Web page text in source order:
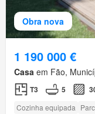
Obra nova
1 190 000 €
Casa em Fão,
T3 5
Cozinha equipada